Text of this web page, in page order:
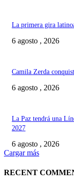
La primera gira
6 agosto , 2026
Camila Zerda
6 agosto , 2026
La Paz tendrá una
2027
6 agosto , 2026
Cargar más
RECENT